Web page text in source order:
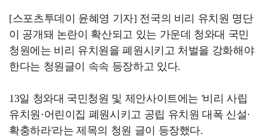
[스포츠투데이 윤혜영 기자] 전국의 비리 유치원 명단
이 공개돼 논란이 확산되고 있는 가운데 청와대 국민
청원에는 비리 유치원을 폐원시키고 처벌을 강화해야
한다는 청원글이 속속 등장하고 있다.
13일 청와대 국민청원 및 제안사이트에는 '비리 사립
유치원·어린이집 폐원시키고 공립 유치원 대폭 신설·
확충하라'라는 제목의 청원 글이 등장했다.